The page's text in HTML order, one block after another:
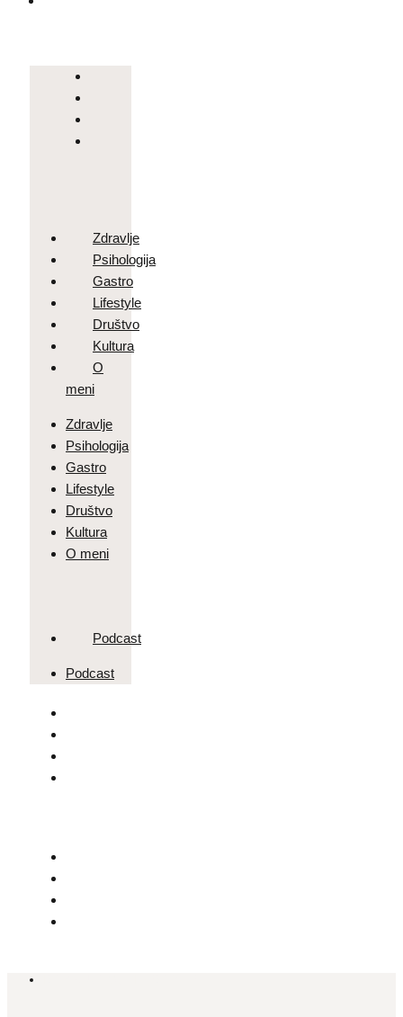
Zdravlje
Psihologija
Gastro
Lifestyle
Društvo
Kultura
O
meni
Zdravlje
Psihologija
Gastro
Lifestyle
Društvo
Kultura
O meni
Podcast
Podcast